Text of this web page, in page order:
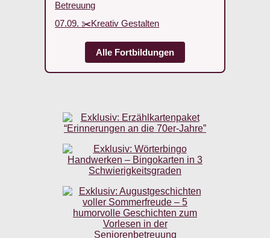
Betreuung
07.09. ✂️Kreativ Gestalten
Alle Fortbildungen